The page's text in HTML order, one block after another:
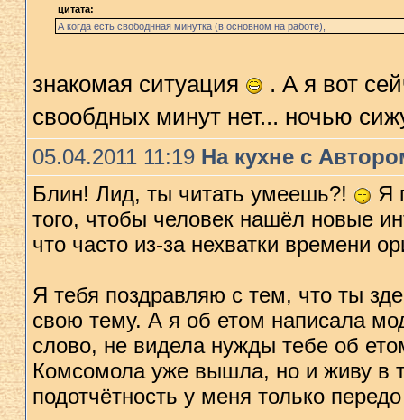
цитата:
А когда есть свободнная минутка (в основном на работе),
знакомая ситуация
. А я вот
свообдных минут нет... ночью
05.04.2011 11:19 На кухне с
Блин! Лид, ты читать умеешь?!
Я
того, чтобы человек нашёл новые
что часто из-за нехватки времени
Я тебя поздравляю с тем, что ты
свою тему. А я об етом написала
слово, не видела нужды тебе об
Комсомола уже вышла, но и живу в
подотчётность у меня только